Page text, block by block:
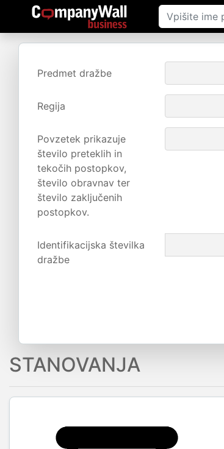
Predmet dražbe
Regija
Povzetek prikazuje
število preteklih in
tekočih postopkov,
število obravnav ter
število zaključenih
postopkov.
Identifikacijska številka
dražbe
STANOVANJA